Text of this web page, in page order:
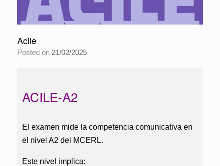
Acile
Posted on 21/02/2025
ACILE-A2
El examen mide la competencia comunicativa en
el nivel A2 del MCERL.
Este nivel implica: